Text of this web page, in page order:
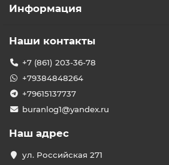
Информация
Наши контакты
+7 (861) 203-36-78
+79384848264
+79615137737
buranlog1@yandex.ru
Наш адрес
ул. Российская 271